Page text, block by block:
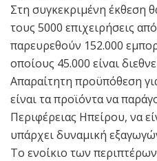
Στη συγκεκριμένη έκθεση
τους 5000 επιχειρήσεις
παρευρεθούν 152.000
οποίους 45.000 είναι
Απαραίτητη προϋπόθεση
είναι τα προϊόντα να
Περιφέρειας Ηπείρου, να
υπάρχει δυναμική
Το ενοίκιο των